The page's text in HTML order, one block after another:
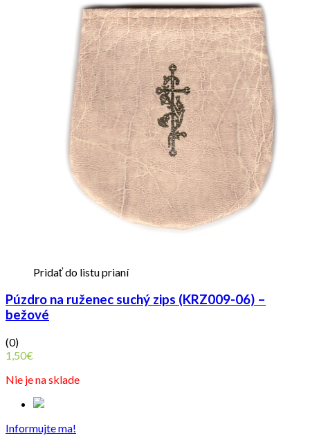
Pridať do listu prianí
Púzdro na ruženec suchý zips (KRZ009-06) –
bežové
(0)
1,50€
Nie je na sklade
Informujte ma!